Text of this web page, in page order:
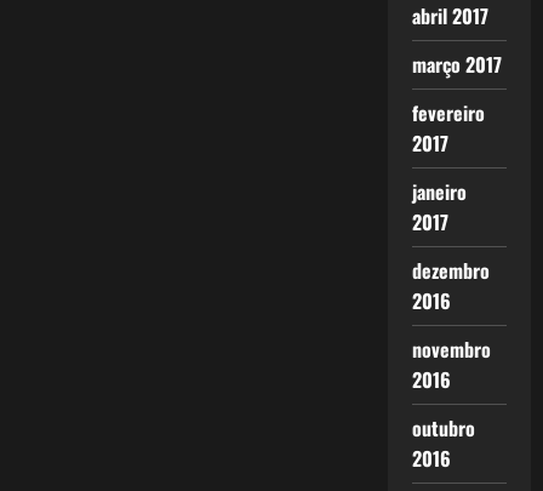
abril 2017
março 2017
fevereiro
2017
janeiro
2017
dezembro
2016
novembro
2016
outubro
2016